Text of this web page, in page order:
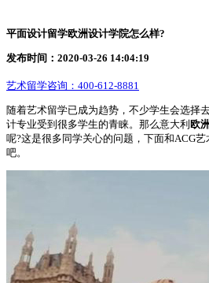
平面设计留学欧洲设计学院怎么样?
发布时间：2020-03-26 14:04:19
艺术留学咨询： 400-612-8881
随着艺术留学已成为趋势，不少学生会选择
计专业受到很多学生的青睐。那么意大利 欧
呢?这是很多同学关心的问题，下面和ACG
吧。